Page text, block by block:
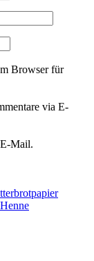
Browser für
via E-
Mail.